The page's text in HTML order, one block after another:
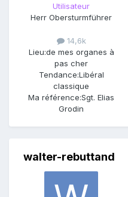
Utilisateur
Herr Obersturmführer
14,6k
Lieu:de mes organes à
pas cher
Tendance:Libéral
classique
Ma référence:Sgt. Elias
Grodin
walter-rebuttand